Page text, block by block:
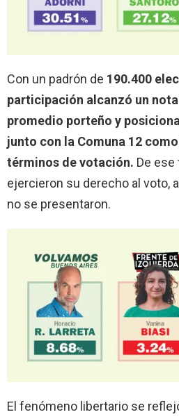
Con un padrón de 190.400
participación alcanzó un
promedio porteño y
junto con la Comuna 12
términos de votación. De ese
ejercieron su derecho al voto,
no se presentaron.
El fenómeno libertario se